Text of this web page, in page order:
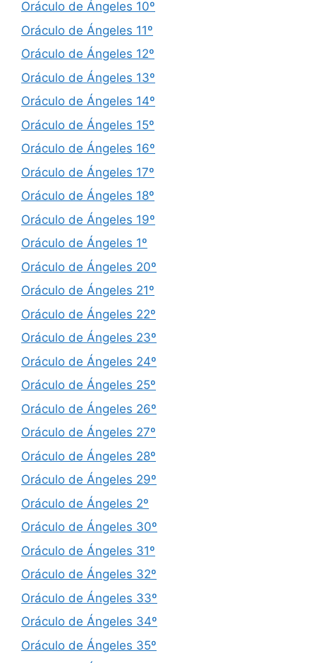
Oráculo de Ángeles 10º
Oráculo de Ángeles 11º
Oráculo de Ángeles 12º
Oráculo de Ángeles 13º
Oráculo de Ángeles 14º
Oráculo de Ángeles 15º
Oráculo de Ángeles 16º
Oráculo de Ángeles 17º
Oráculo de Ángeles 18º
Oráculo de Ángeles 19º
Oráculo de Ángeles 1º
Oráculo de Ángeles 20º
Oráculo de Ángeles 21º
Oráculo de Ángeles 22º
Oráculo de Ángeles 23º
Oráculo de Ángeles 24º
Oráculo de Ángeles 25º
Oráculo de Ángeles 26º
Oráculo de Ángeles 27º
Oráculo de Ángeles 28º
Oráculo de Ángeles 29º
Oráculo de Ángeles 2º
Oráculo de Ángeles 30º
Oráculo de Ángeles 31º
Oráculo de Ángeles 32º
Oráculo de Ángeles 33º
Oráculo de Ángeles 34º
Oráculo de Ángeles 35º